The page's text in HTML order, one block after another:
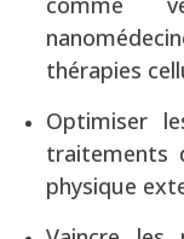
thérapies
Optimiser
traitements
physique